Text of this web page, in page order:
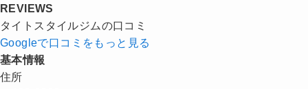
REVIEWS
タイトスタイルジムの口コミ
Googleで口コミをもっと見る
基本情報
住所